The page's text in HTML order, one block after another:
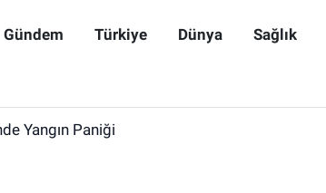
Gündem Türkiye Dünya Sağlık
Yangın Paniği